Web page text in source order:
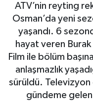
ATV’nin reyting
Osman’da yeni
yaşandı. 6
hayat veren
Film ile bölüm
anlaşmazlık
sürüldü. Televizyon
gündeme
LOJİSTİK
MAGAZİN
OTO DETAY
SAĞLIK
Son Dakika
Haber Arşivi